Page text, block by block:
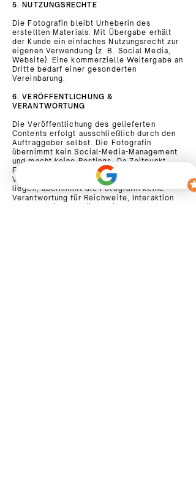
5. NUTZUNGSRECHTE
Die Fotografin bleibt Urheberin des
erstellten Materials. Mit Übergabe erhält
der Kunde ein einfaches Nutzungsrecht zur
eigenen Verwendung (z. B. Social Media,
Website). Eine kommerzielle Weitergabe an
Dritte bedarf einer gesonderten
Vereinbarung.
6. VERÖFFENTLICHUNG &
VERANTWORTUNG
Die Veröffentlichung des gelieferten
Contents erfolgt ausschließlich durch den
Auftraggeber selbst. Die Fotografin
übernimmt kein Social-Media-Management
und macht keine Postings. Da Zeitpunkt,
Frequenz und Gestaltung der
Veröffentlichung allein beim Auftraggeber
liegen, übernimmt die Fotografin keine
Verantwortung für Reichweite, Interaktion